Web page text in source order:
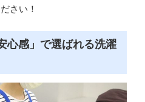
さい！
心感」で選ばれる洗濯